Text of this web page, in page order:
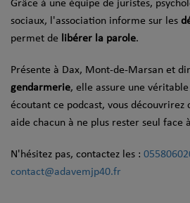
Grâce à une équipe de juristes,
sociaux, l'association informe sur les
permet de
libérer la parole.
Présente à Dax, Mont-de-Marsan et
gendarmerie, elle assure une véritable
écoutant ce podcast, vous
aide chacun à ne plus rester seul face
N'hésitez pas, contactez les :
contact@adavemjp40.fr